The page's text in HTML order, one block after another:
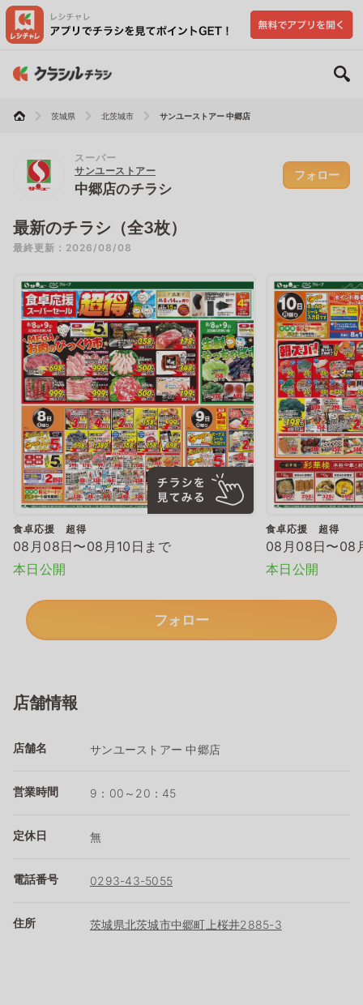
茨城県 北茨城市 サンユーストアー 中郷店
スーパー
サンユーストアー
中郷店のチラシ
フォロー
最新のチラシ（全3枚）
最終更新：2026/08/08
食卓応援 超得
08月08日〜08月10日まで
本日公開
食卓応援 超得
08月08日〜08
本日公開
フォロー
店舗情報
店舗名 サンユーストアー 中郷店
営業時間 9：00～20：45
定休日 無
電話番号 0293-43-5055
住所 茨城県北茨城市中郷町上桜井2885-3